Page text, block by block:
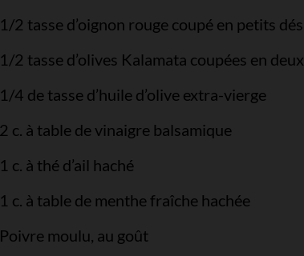
1/2 tasse d’oignon rouge coupé en petits dés
1/2 tasse d’olives Kalamata coupées en deux
1/4 de tasse d’huile d’olive extra-vierge
2 c. à table de vinaigre balsamique
1 c. à thé d’ail haché
1 c. à table de menthe fraîche hachée
Poivre moulu, au goût